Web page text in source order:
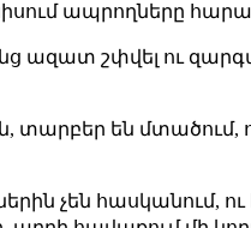
ապրողները
շփվել ու
տարբեր են
չեն հասկանում,